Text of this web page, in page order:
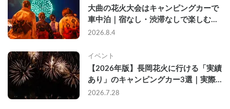
大曲の花火大会はキャンピングカーで
車中泊｜宿なし・渋滞なしで楽しむ
2026年完全ガイド
2026.8.4
イベント
【2026年版】長岡花火に行ける「実績
あり」のキャンピングカー3選｜実際
に利用したゲストのレビュー付き
2026.7.28